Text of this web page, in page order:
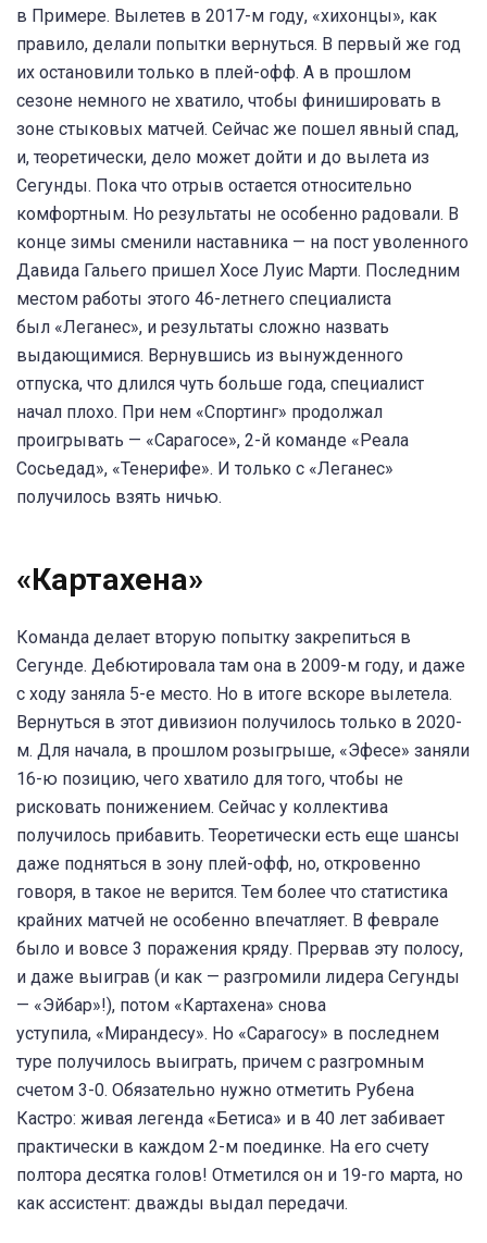
в Примере. Вылетев в 2017-м году, «хихонцы», как
правило, делали попытки вернуться. В первый же год
их остановили только в плей-офф. А в прошлом
сезоне немного не хватило, чтобы финишировать в
зоне стыковых матчей. Сейчас же пошел явный спад,
и, теоретически, дело может дойти и до вылета из
Сегунды. Пока что отрыв остается относительно
комфортным. Но результаты не особенно радовали. В
конце зимы сменили наставника — на пост уволенного
Давида Гальего пришел Хосе Луис Марти. Последним
местом работы этого 46-летнего специалиста
был «Леганес», и результаты сложно назвать
выдающимися. Вернувшись из вынужденного
отпуска, что длился чуть больше года, специалист
начал плохо. При нем «Спортинг» продолжал
проигрывать — «Сарагосе», 2-й команде «Реала
Сосьедад», «Тенерифе». И только с «Леганес»
получилось взять ничью.
«Картахена»
Команда делает вторую попытку закрепиться в
Сегунде. Дебютировала там она в 2009-м году, и даже
с ходу заняла 5-е место. Но в итоге вскоре вылетела.
Вернуться в этот дивизион получилось только в 2020-
м. Для начала, в прошлом розыгрыше, «Эфесе» заняли
16-ю позицию, чего хватило для того, чтобы не
рисковать понижением. Сейчас у коллектива
получилось прибавить. Теоретически есть еще шансы
даже подняться в зону плей-офф, но, откровенно
говоря, в такое не верится. Тем более что статистика
крайних матчей не особенно впечатляет. В феврале
было и вовсе 3 поражения кряду. Прервав эту полосу,
и даже выиграв (и как — разгромили лидера Сегунды
— «Эйбар»!), потом «Картахена» снова
уступила, «Мирандесу». Но «Сарагосу» в последнем
туре получилось выиграть, причем с разгромным
счетом 3-0. Обязательно нужно отметить Рубена
Кастро: живая легенда «Бетиса» и в 40 лет забивает
практически в каждом 2-м поединке. На его счету
полтора десятка голов! Отметился он и 19-го марта, но
как ассистент: дважды выдал передачи.